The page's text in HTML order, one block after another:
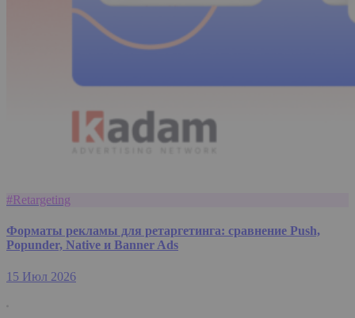
#Retargeting
Форматы рекламы для ретаргетинга: сравнение Push,
Popunder, Native и Banner Ads
15 Июл 2026